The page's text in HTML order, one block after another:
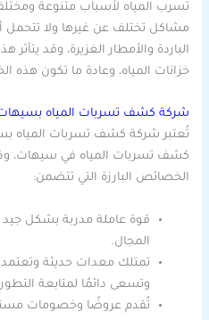
تسرب المياه لأسباب متنوعة
مشاكل تختلف عن غيرها ولا
الباردة والأمطار الغزيرة، وقد يتأثر
خزانات المياه، وعادة ما تكون
شركة كشف تسربات المياه
تُعتبر شركة كشف تسربات المياه
كشف تسربات المياه في سيهات،
الخصائص البارزة التي تتضمن:
قوة عاملة مدربة بشكل
المجال.
تمتلك معدات حديثة وتعتمد
وتسعى دائمًا لمتابعة
تُقدم عروضًا وخصومات